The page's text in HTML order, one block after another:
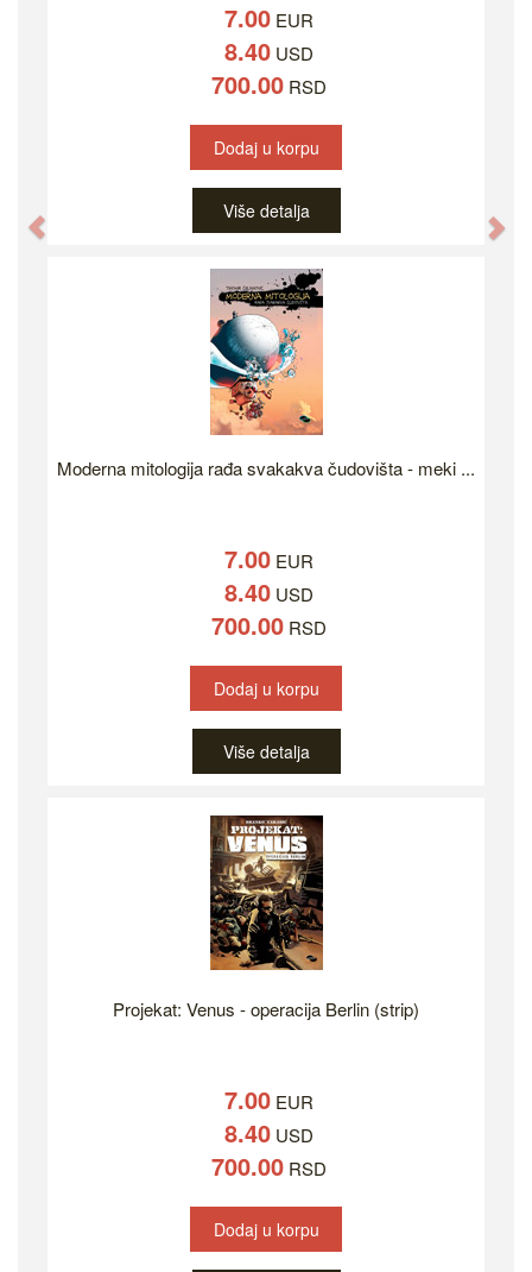
7.00 EUR
8.40 USD
700.00 RSD
Dodaj u korpu
Više detalja
Moderna mitologija rađa svakakva čudovišta - meki ...
7.00 EUR
8.40 USD
700.00 RSD
Dodaj u korpu
Više detalja
Projekat: Venus - operacija Berlin (strip)
7.00 EUR
8.40 USD
700.00 RSD
Dodaj u korpu